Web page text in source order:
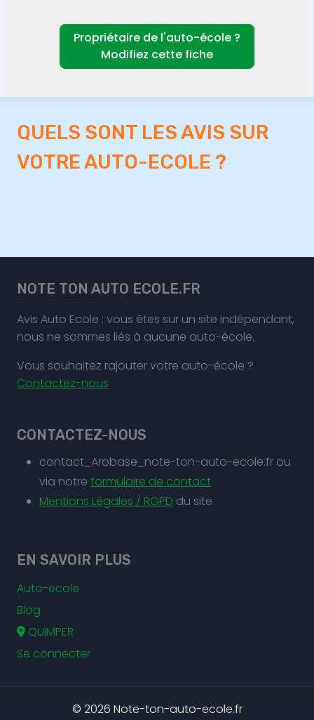
Propriétaire de l'auto-école ?
Modifiez cette fiche
QUELS SONT LES AVIS SUR
VOTRE AUTO-ECOLE ?
NOTE TON AUTO ECOLE.FR
Avis Auto Ecole : vous êtes sur un site indépendant,
nous ne sommes liés à aucune auto-école.
Vous souhaitez rajouter votre auto-école ?
Contactez-nous
CONTACTEZ-NOUS
contact_Arobase_note-ton-auto-ecole.fr ou
via notre formulaire de contact
Mentions Légales / RGPD du site
EN SAVOIR PLUS
Auto-ecole
Blog
QUIMPER
Se connecter
© 2026 Note-ton-auto-ecole.fr